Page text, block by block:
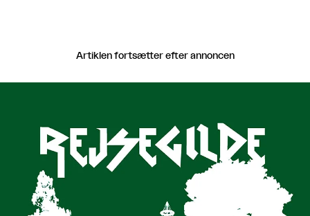
Artiklen fortsætter efter annoncen